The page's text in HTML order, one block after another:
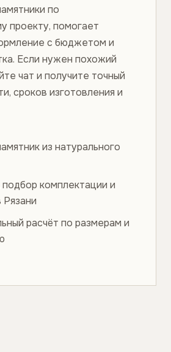
по
проекту, помогает
с бюджетом и
Если нужен похожий
чат и получите точный
сроков изготовления и
из натурального
подбор комплектации и
Рязани
расчёт по размерам и